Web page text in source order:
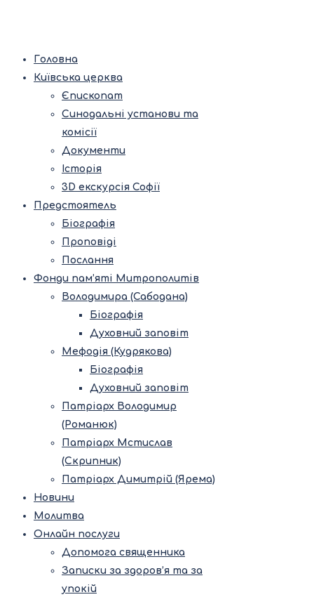
Головна
Київська церква
Єпископат
Синодальні установи та
комісії
Документи
Історія
3D екскурсія Софії
Предстоятель
Біографія
Проповіді
Послання
Фонди пам’яті Митрополитів
Володимира (Сабодана)
Біографія
Духовний заповіт
Мефодія (Кудрякова)
Біографія
Духовний заповіт
Патріарх Володимир
(Романюк)
Патріарх Мстислав
(Скрипник)
Патріарх Димитрій (Ярема)
Новини
Молитва
Онлайн послуги
Допомога священника
Записки за здоров’я та за
упокій